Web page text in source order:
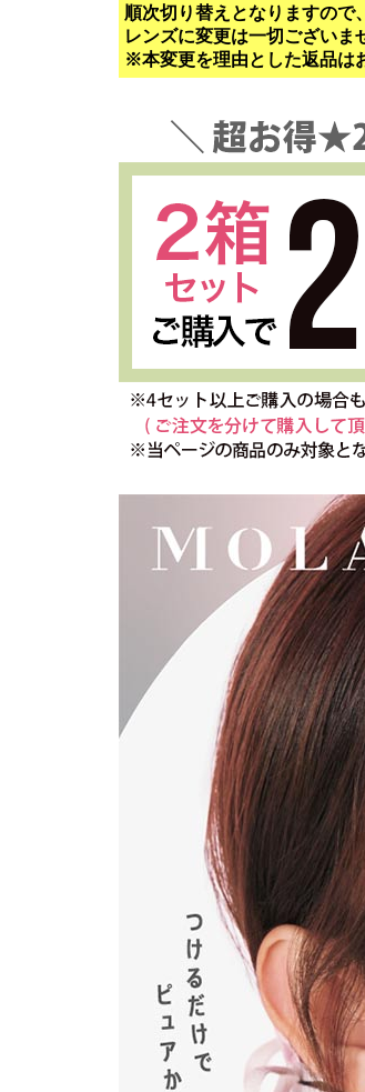
順次切り替えとなりますので
レンズに変更は一切ございま
※本変更を理由とした返品は